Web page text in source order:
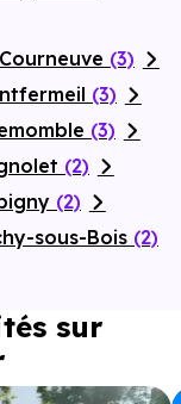
(3)
(3)
(3)
(2)
(2)
sous-Bois (2)
sur